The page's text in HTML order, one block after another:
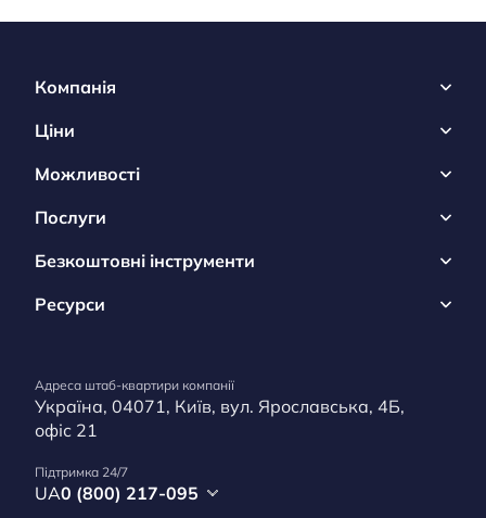
Компанія
Ціни
Можливості
Послуги
Безкоштовні інструменти
Ресурси
Адреса штаб-квартири компанії
Україна, 04071, Київ, вул. Ярославська, 4Б,
офіс 21
Підтримка 24/7
UA0 (800) 217-095